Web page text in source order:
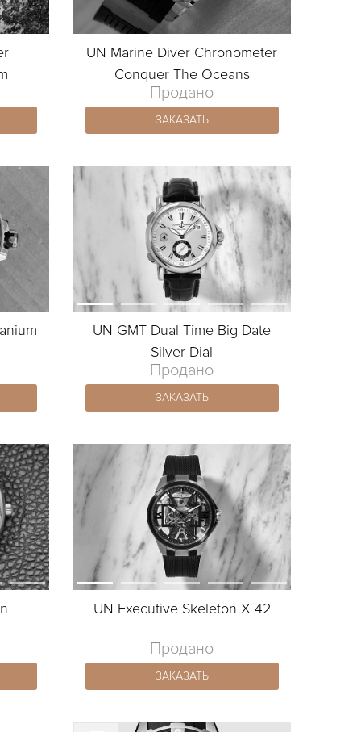
UN Marine Diver Chronometer
Conquer The Oceans
Продано
ЗАКАЗАТЬ
UN GMT Dual Time Big Date
Silver Dial
Продано
ЗАКАЗАТЬ
UN Executive Skeleton X 42
Продано
ЗАКАЗАТЬ